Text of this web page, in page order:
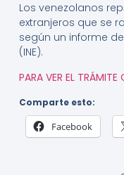
Los venezolanos
extranjeros que se
según un informe
(INE).
PARA VER EL
Comparte esto:
Facebook